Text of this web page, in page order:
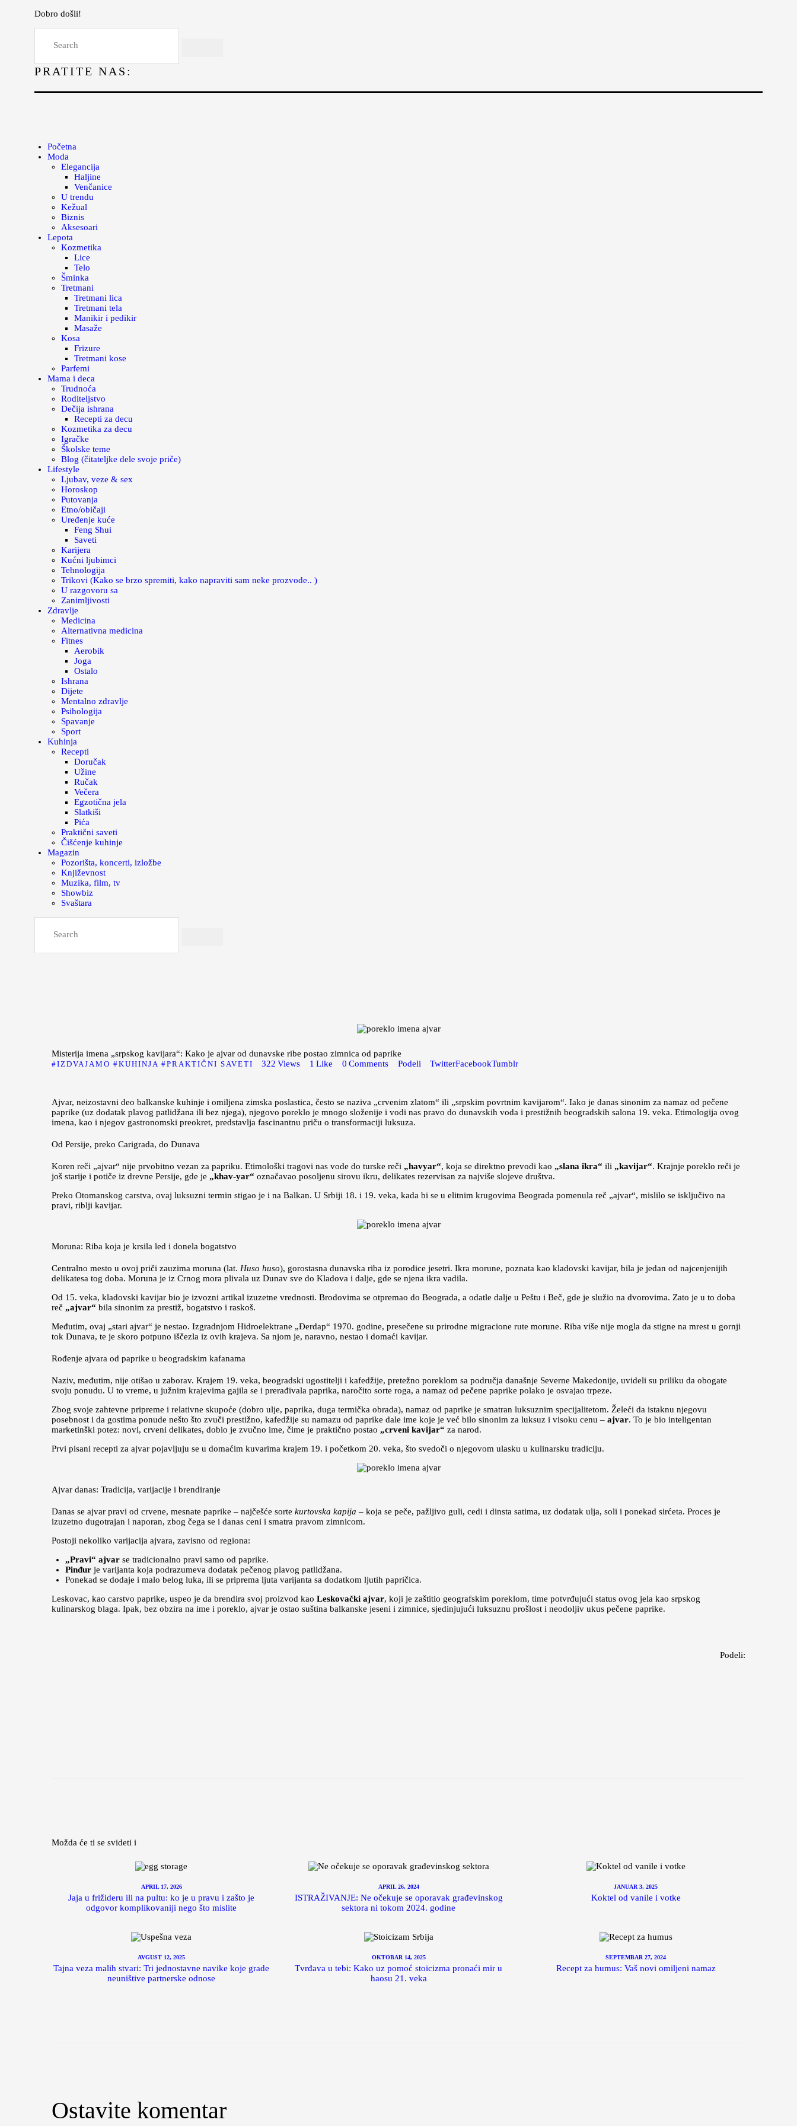
Dobro došli!
PRATITE NAS:
Početna
Moda
Elegancija
Haljine
Venčanice
U trendu
Kežual
Biznis
Aksesoari
Lepota
Kozmetika
Lice
Telo
Šminka
Tretmani
Tretmani lica
Tretmani tela
Manikir i pedikir
Masaže
Kosa
Frizure
Tretmani kose
Parfemi
Mama i deca
Trudnoća
Roditeljstvo
Dečija ishrana
Recepti za decu
Kozmetika za decu
Igračke
Školske teme
Blog (čitateljke dele svoje priče)
Lifestyle
Ljubav, veze & sex
Horoskop
Putovanja
Etno/običaji
Uređenje kuće
Feng Shui
Saveti
Karijera
Kućni ljubimci
Tehnologija
Trikovi (Kako se brzo spremiti, kako napraviti sam neke prozvode.. )
U razgovoru sa
Zanimljivosti
Zdravlje
Medicina
Alternativna medicina
Fitnes
Aerobik
Joga
Ostalo
Ishrana
Dijete
Mentalno zdravlje
Psihologija
Spavanje
Sport
Kuhinja
Recepti
Doručak
Užine
Ručak
Večera
Egzotična jela
Slatkiši
Pića
Praktični saveti
Čišćenje kuhinje
Magazin
Pozorišta, koncerti, izložbe
Književnost
Muzika, film, tv
Showbiz
Svaštara
Lepota
Kuhinja
Magazin
Misterija imena „srpskog kavijara“: Kako je ajvar od dunavske ribe postao zimnica od paprike
IZDVAJAMO KUHINJA PRAKTIČNI SAVETI 322 Views 1 Like 0 Comments Podeli TwitterFacebookTumblr
Ajvar, neizostavni deo balkanske kuhinje i omiljena zimska poslastica, često se naziva „crvenim zlatom“ ili „srpskim povrtnim kavijarom“. Iako je danas sinonim za namaz od pečene
paprike (uz dodatak plavog patlidžana ili bez njega), njegovo poreklo je mnogo složenije i vodi nas pravo do dunavskih voda i prestižnih beogradskih salona 19. veka. Etimologija ovog
imena, kao i njegov gastronomski preokret, predstavlja fascinantnu priču o transformaciji luksuza.
Od Persije, preko Carigrada, do Dunava
Koren reči „ajvar“ nije prvobitno vezan za papriku. Etimološki tragovi nas vode do turske reči „havyar“, koja se direktno prevodi kao „slana ikra“ ili „kavijar“. Krajnje poreklo reči je
još starije i potiče iz drevne Persije, gde je „khav-yar“ označavao posoljenu sirovu ikru, delikates rezervisan za najviše slojeve društva.
Preko Otomanskog carstva, ovaj luksuzni termin stigao je i na Balkan. U Srbiji 18. i 19. veka, kada bi se u elitnim krugovima Beograda pomenula reč „ajvar“, mislilo se isključivo na
pravi, riblji kavijar.
Moruna: Riba koja je krsila led i donela bogatstvo
Centralno mesto u ovoj priči zauzima moruna (lat. Huso huso), gorostasna dunavska riba iz porodice jesetri. Ikra morune, poznata kao kladovski kavijar, bila je jedan od najcenjenijih
delikatesa tog doba. Moruna je iz Crnog mora plivala uz Dunav sve do Kladova i dalje, gde se njena ikra vadila.
Od 15. veka, kladovski kavijar bio je izvozni artikal izuzetne vrednosti. Brodovima se otpremao do Beograda, a odatle dalje u Peštu i Beč, gde je služio na dvorovima. Zato je u to doba
reč „ajvar“ bila sinonim za prestiž, bogatstvo i raskoš.
Međutim, ovaj „stari ajvar“ je nestao. Izgradnjom Hidroelektrane „Đerdap“ 1970. godine, presečene su prirodne migracione rute morune. Riba više nije mogla da stigne na mrest u gornji
tok Dunava, te je skoro potpuno iščezla iz ovih krajeva. Sa njom je, naravno, nestao i domaći kavijar.
Rođenje ajvara od paprike u beogradskim kafanama
Naziv, međutim, nije otišao u zaborav. Krajem 19. veka, beogradski ugostitelji i kafedžije, pretežno poreklom sa područja današnje Severne Makedonije, uvideli su priliku da obogate
svoju ponudu. U to vreme, u južnim krajevima gajila se i prerađivala paprika, naročito sorte roga, a namaz od pečene paprike polako je osvajao trpeze.
Zbog svoje zahtevne pripreme i relativne skupoće (dobro ulje, paprika, duga termička obrada), namaz od paprike je smatran luksuznim specijalitetom. Želeći da istaknu njegovu
posebnost i da gostima ponude nešto što zvuči prestižno, kafedžije su namazu od paprike dale ime koje je već bilo sinonim za luksuz i visoku cenu – ajvar. To je bio inteligentan
marketinški potez: novi, crveni delikates, dobio je zvučno ime, čime je praktično postao „crveni kavijar“ za narod.
Prvi pisani recepti za ajvar pojavljuju se u domaćim kuvarima krajem 19. i početkom 20. veka, što svedoči o njegovom ulasku u kulinarsku tradiciju.
Ajvar danas: Tradicija, varijacije i brendiranje
Danas se ajvar pravi od crvene, mesnate paprike – najčešće sorte kurtovska kapija – koja se peče, pažljivo guli, cedi i dinsta satima, uz dodatak ulja, soli i ponekad sirćeta. Proces je
izuzetno dugotrajan i naporan, zbog čega se i danas ceni i smatra pravom zimnicom.
Postoji nekoliko varijacija ajvara, zavisno od regiona:
„Pravi“ ajvarse tradicionalno pravi samo od paprike.
Pinđurje varijanta koja podrazumeva dodatak pečenog plavog patlidžana.
Ponekad se dodaje i malo belog luka, ili se priprema ljuta varijanta sa dodatkom ljutih papričica.
Leskovac, kao carstvo paprike, uspeo je da brendira svoj proizvod kao Leskovački ajvar, koji je zaštitio geografskim poreklom, time potvrđujući status ovog jela kao srpskog
kulinarskog blaga. Ipak, bez obzira na ime i poreklo, ajvar je ostao suština balkanske jeseni i zimnice, sjedinjujući luksuznu prošlost i neodoljiv ukus pečene paprike.
Podeli:
Možda će ti se svideti i
APRIL 17, 2026
Jaja u frižideru ili na pultu: ko je u pravu i zašto je
odgovor komplikovaniji nego što mislite
APRIL 26, 2024
ISTRAŽIVANJE: Ne očekuje se oporavak građevinskog
sektora ni tokom 2024. godine
JANUAR 3, 2025
Koktel od vanile i votke
AVGUST 12, 2025
Tajna veza malih stvari: Tri jednostavne navike koje grade
neuništive partnerske odnose
OKTOBAR 14, 2025
Tvrđava u tebi: Kako uz pomoć stoicizma pronaći mir u
haosu 21. veka
SEPTEMBAR 27, 2024
Recept za humus: Vaš novi omiljeni namaz
Ostavite komentar